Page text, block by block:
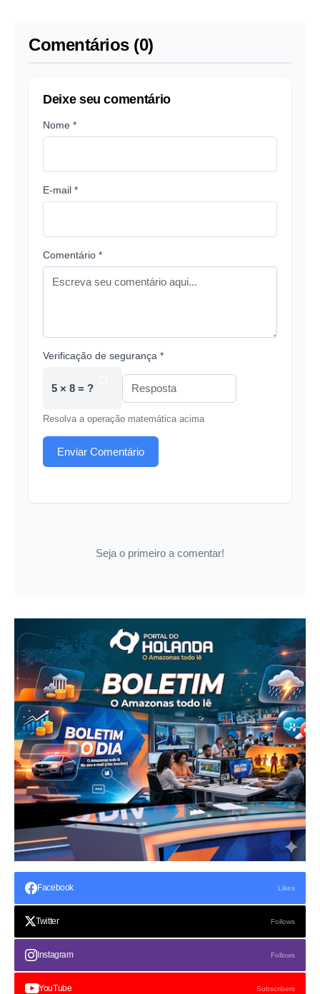
Comentários (0)
Deixe seu comentário
Nome *
E-mail *
Comentário *
Verificação de segurança *
5 × 8 = ?
Resolva a operação matemática acima
Enviar Comentário
Seja o primeiro a comentar!
Facebook Likes
Twitter Follows
Instagram Follows
YouTube Subscribers